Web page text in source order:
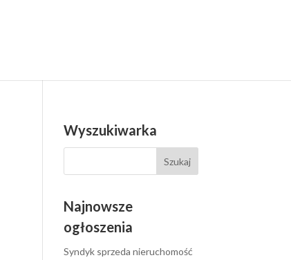
Wyszukiwarka
Najnowsze
ogłoszenia
Syndyk sprzeda nieruchomość